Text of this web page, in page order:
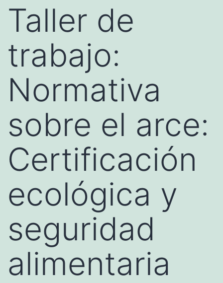
Taller de
trabajo:
Normativa
sobre el arce:
Certificación
ecológica y
seguridad
alimentaria